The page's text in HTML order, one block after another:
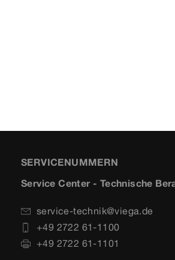
SERVICENUMMERN
Service Center - Technische
service-technik@viega.de
+49 2722 61-1100
+49 2722 61-1101